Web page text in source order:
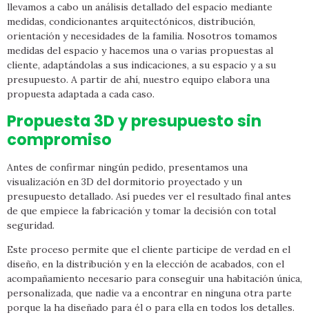
llevamos a cabo un análisis detallado del espacio mediante
medidas, condicionantes arquitectónicos, distribución,
orientación y necesidades de la familia. Nosotros tomamos
medidas del espacio y hacemos una o varias propuestas al
cliente, adaptándolas a sus indicaciones, a su espacio y a su
presupuesto. A partir de ahí, nuestro equipo elabora una
propuesta adaptada a cada caso.
Propuesta 3D y presupuesto sin
compromiso
Antes de confirmar ningún pedido, presentamos una
visualización en 3D del dormitorio proyectado y un
presupuesto detallado. Así puedes ver el resultado final antes
de que empiece la fabricación y tomar la decisión con total
seguridad.
Este proceso permite que el cliente participe de verdad en el
diseño, en la distribución y en la elección de acabados, con el
acompañamiento necesario para conseguir una habitación única,
personalizada, que nadie va a encontrar en ninguna otra parte
porque la ha diseñado para él o para ella en todos los detalles.